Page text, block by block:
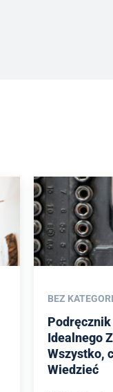
BEZ
Idealnego
Wszystko,
Wiedzieć